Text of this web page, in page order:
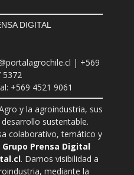
DIGITAL
| +569
5372
+569 4521 9061
y la agroindustria, sus
sustentable.
colaborativo, temático y
Grupo Prensa Digital
. Damos visibilidad a
mediante la